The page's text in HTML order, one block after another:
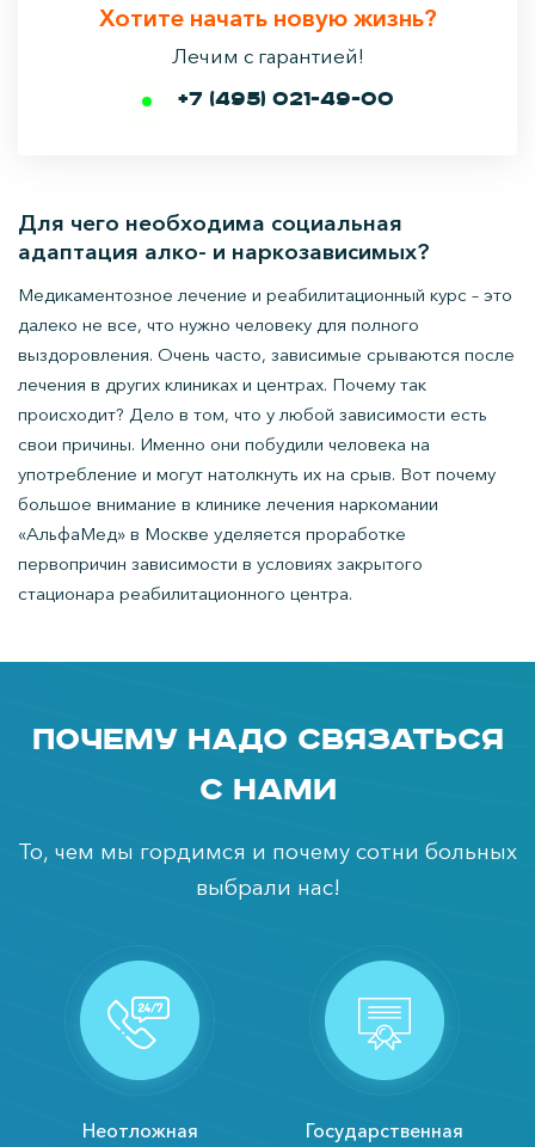
Хотите начать новую жизнь?
Лечим с гарантией!
+7 (495) 021-49-00
Для чего необходима социальная
адаптация алко- и наркозависимых?
Медикаментозное лечение и реабилитационный курс – это
далеко не все, что нужно человеку для полного
выздоровления. Очень часто, зависимые срываются после
лечения в других клиниках и центрах. Почему так
происходит? Дело в том, что у любой зависимости есть
свои причины. Именно они побудили человека на
употребление и могут натолкнуть их на срыв. Вот почему
большое внимание в клинике лечения наркомании
«АльфаМед» в Москве уделяется проработке
первопричин зависимости в условиях закрытого
стационара реабилитационного центра.
Почему надо связаться
с нами
То, чем мы гордимся и почему сотни больных
выбрали нас!
Неотложная Государственная